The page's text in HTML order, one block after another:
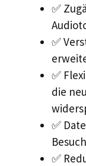
✅
✅
✅
die
✅
✅